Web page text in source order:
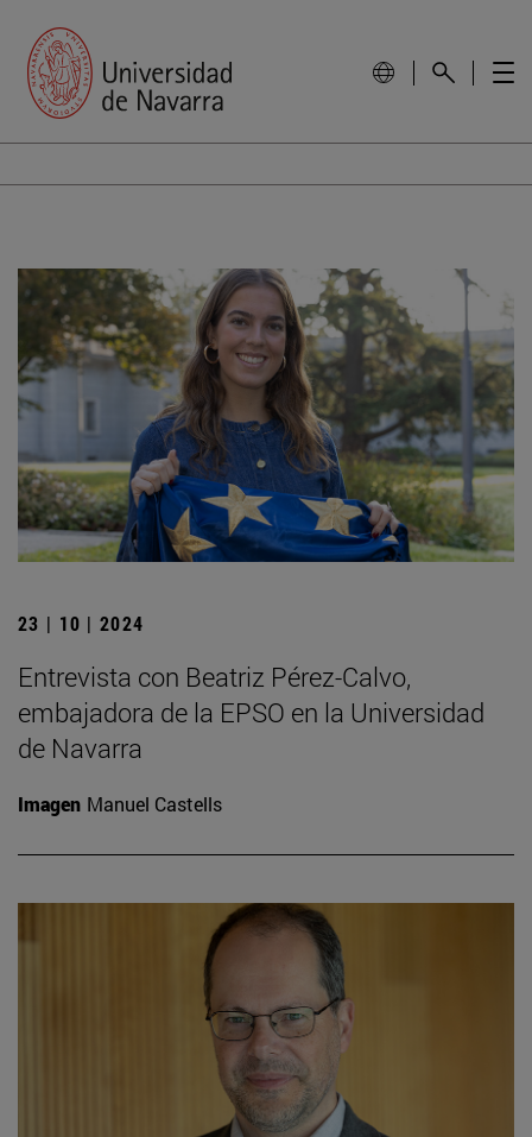
23 | 10 | 2024
Entrevista con Beatriz Pérez-Calvo,
embajadora de la EPSO en la Universidad
de Navarra
Imagen Manuel Castells